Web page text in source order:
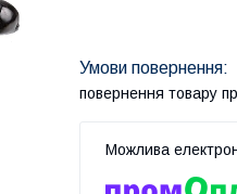
повернення товару